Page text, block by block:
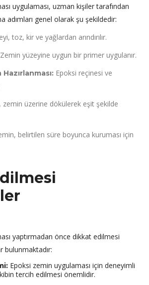
uygulaması, uzman kişiler tarafından
adımları genel olarak şu şekildedir:
toz, kir ve yağlardan arındırılır.
Zemin yüzeyine uygun bir primer uygulanır.
Hazırlanması: Epoksi reçinesi ve
zemin üzerine dökülerek eşit şekilde
belirtilen süre boyunca kuruması için
yaptırmadan önce dikkat edilmesi
bulunmaktadır:
Epoksi zemin uygulaması için deneyimli
tercih edilmesi önemlidir.